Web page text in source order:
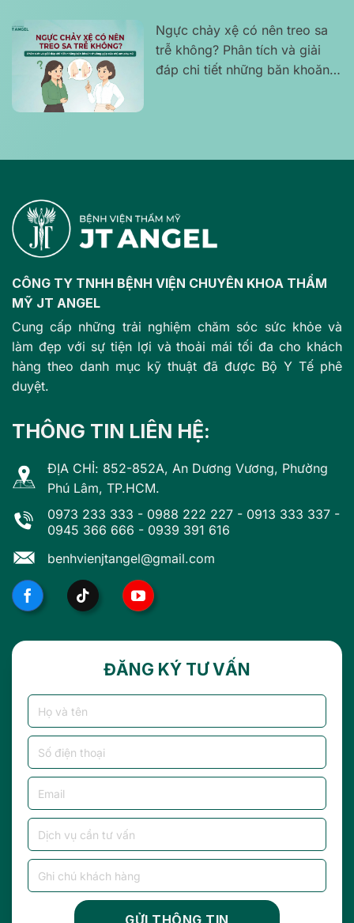
Ngực chảy xệ có nên treo sa
trễ không? Phân tích và giải
đáp chi tiết những băn khoăn
CÔNG TY TNHH BỆNH VIỆN CHUYÊN KHOA THẨM
MỸ JT ANGEL
Cung cấp những trải nghiệm chăm sóc sức khỏe và
làm đẹp với sự tiện lợi và thoải mái tối đa cho khách
hàng theo danh mục kỹ thuật đã được Bộ Y Tế phê
duyệt.
THÔNG TIN LIÊN HỆ:
ĐỊA CHỈ: 852-852A, An Dương Vương, Phường
Phú Lâm, TP.HCM.
0973 233 333 - 0988 222 227 - 0913 333 337 -
0945 366 666 - 0939 391 616
benhvienjtangel@gmail.com
ĐĂNG KÝ TƯ VẤN